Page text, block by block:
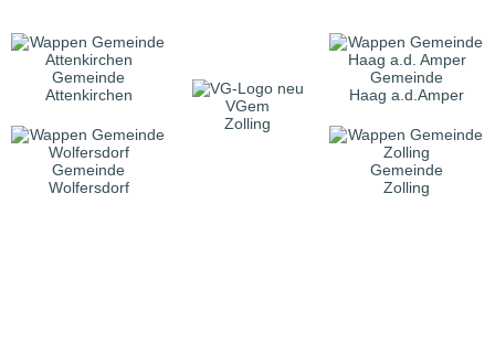
Gemeinde
Attenkirchen
VGem
Zolling
Gemeinde
Haag a.d.Amper
Gemeinde
Wolfersdorf
Gemeinde
Zolling